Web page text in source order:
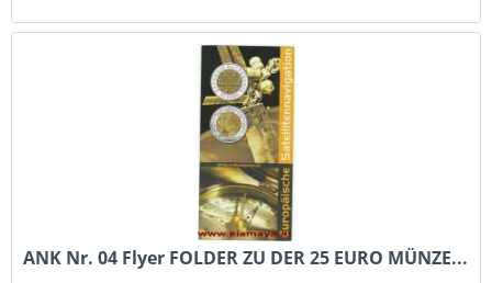
ANK Nr. 04 Flyer FOLDER ZU DER 25 EURO MÜNZE...